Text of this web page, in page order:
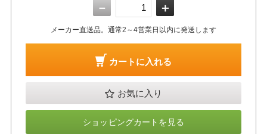
－ ＋
メーカー直送品。通常2～4営業日以内に発送します
カートに入れる
お気に入り
ショッピングカートを見る